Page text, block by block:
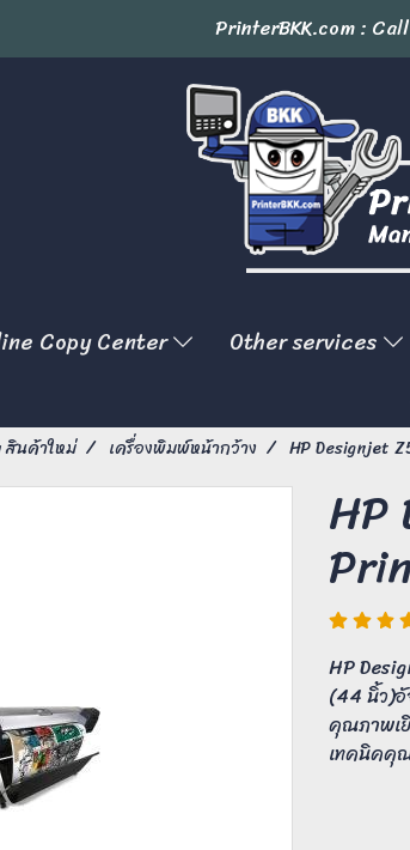
PrinterBKK.com :
Copy Center Other services
สินค้าใหม่ เครื่องพิมพ์หน้ากว้าง HP Designjet
HP
(44 นิ้ว)
คุณภาพเ
เทคนิคคุ